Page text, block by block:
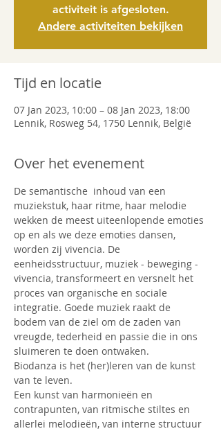
activiteit is afgesloten.
Andere activiteiten bekijken
Tijd en locatie
07 Jan 2023, 10:00 – 08 Jan 2023, 18:00
Lennik, Rosweg 54, 1750 Lennik, België
Over het evenement
De semantische  inhoud van een
muziekstuk, haar ritme, haar melodie
wekken de meest uiteenlopende emoties
op en als we deze emoties dansen,
worden zij vivencia. De
eenheidsstructuur, muziek - beweging -
vivencia, transformeert en versnelt het
proces van organische en sociale
integratie. Goede muziek raakt de
bodem van de ziel om de zaden van
vreugde, tederheid en passie die in ons
sluimeren te doen ontwaken.
Biodanza is het (her)leren van de kunst
van te leven.
Een kunst van harmonieën en
contrapunten, van ritmische stiltes en
allerlei melodieën, van interne structuur